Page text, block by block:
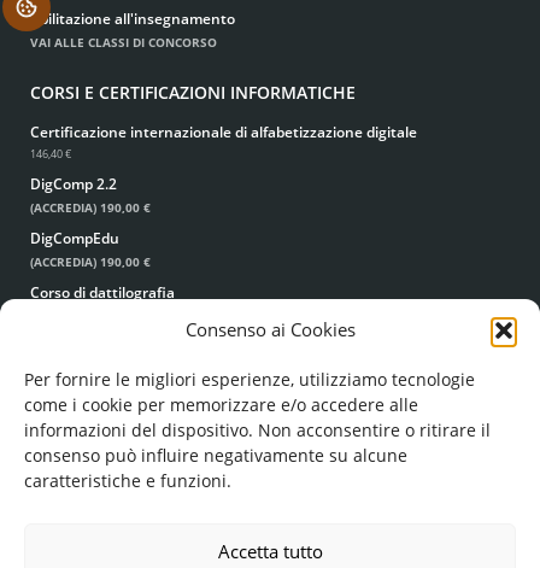
Consenso ai Cookies
Per fornire le migliori esperienze, utilizziamo tecnologie
come i cookie per memorizzare e/o accedere alle
informazioni del dispositivo. Non acconsentire o ritirare il
consenso può influire negativamente su alcune
caratteristiche e funzioni.
Accetta tutto
Abilitazione all'insegnamento
VAI ALLE CLASSI DI CONCORSO
CORSI E CERTIFICAZIONI INFORMATICHE
Certificazione internazionale di alfabetizzazione digitale
146,40 €
DigComp 2.2
(ACCREDIA) 190,00 €
DigCompEdu
(ACCREDIA) 190,00 €
Corso di dattilografia
.